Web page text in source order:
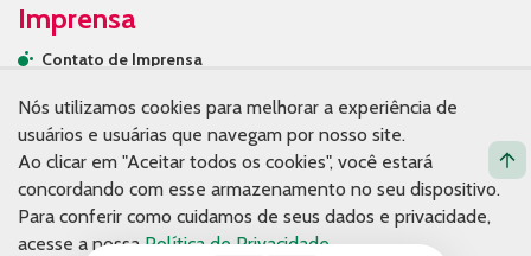
Imprensa
Contato de Imprensa
Na mídia
Contato
Nós utilizamos cookies para melhorar a experiência de
usuários e usuárias que navegam por nosso site.
Ao clicar em "Aceitar todos os cookies", você estará
concordando com esse armazenamento no seu dispositivo.
Para conferir como cuidamos de seus dados e privacidade,
acesse a nossaPolítica de Privacidade.